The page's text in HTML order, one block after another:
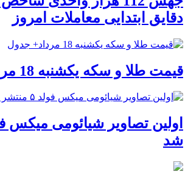
دقایق ابتدایی معاملات امروز
قیمت طلا و سکه یکشنبه 18 مرداد+ جدول
شد